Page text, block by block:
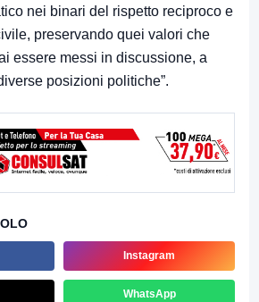
nei binari del rispetto reciproco e
preservando quei valori che
essere messi in discussione, a
posizioni politiche”.
Instagram
WhatsApp